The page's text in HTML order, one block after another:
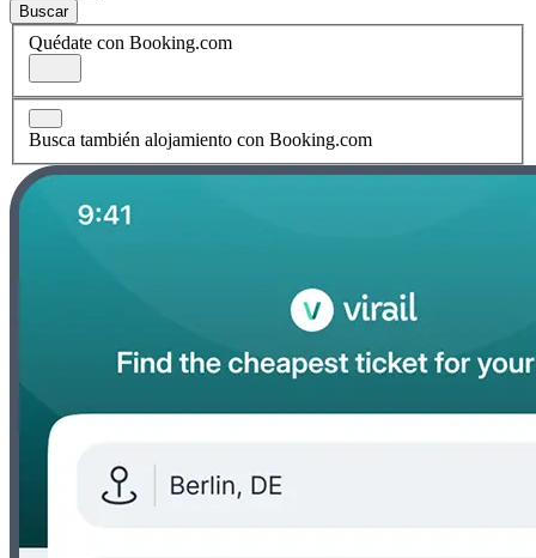
Buscar
Quédate con Booking.com
Busca también alojamiento con Booking.com